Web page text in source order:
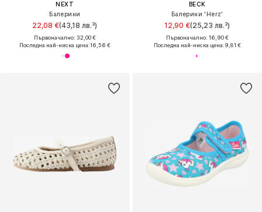
NEXT
Балерини
22,08 €(43,18 лв.³)
Първоначално: 32,00 €
Последна най-ниска цена:16,56 €
BECK
Балерини 'Herz'
12,90 €(25,23 лв.³)
Първоначално: 16,90 €
Последна най-ниска цена:9,81 €